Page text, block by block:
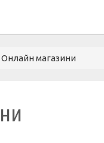
магазини